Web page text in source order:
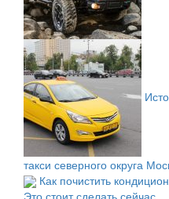
такси северного округа
Как почистить